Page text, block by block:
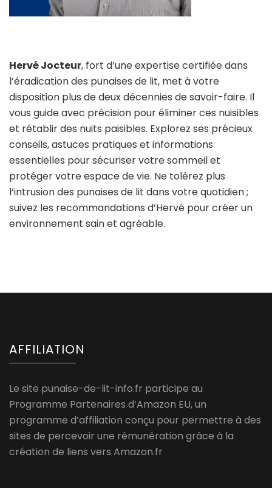
Hervé Jocteur, fort d’une expertise certifiée dans
l’éradication des punaises de lit, met à votre
disposition plus de deux décennies de savoir-faire. Il
vous guide avec précision pour éliminer ces nuisibles
et rétablir des nuits paisibles. Explorez ses précieux
conseils, astuces pratiques et informations
essentielles pour sécuriser votre sommeil et
protéger votre espace de vie. Ne tolérez plus
l’intrusion des punaises de lit dans votre quotidien ;
suivez les recommandations d’Hervé pour créer un
environnement sain et agréable.
AFFILIATION
Le site punaise-de-lit-info.fr participe au
Programme Partenaires d’Amazon EU, un
programme d’affiliation conçu pour permettre à des
sites de percevoir une rémunération grâce à la
création de liens vers Amazon.fr